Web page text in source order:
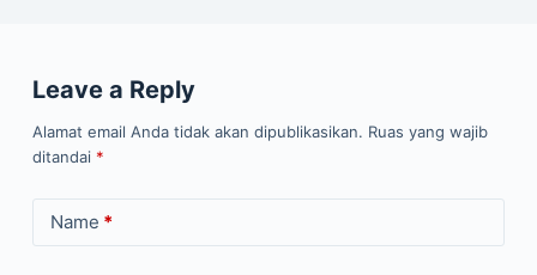
Leave a Reply
Alamat email Anda tidak akan dipublikasikan. Ruas yang wajib
ditandai *
Name *